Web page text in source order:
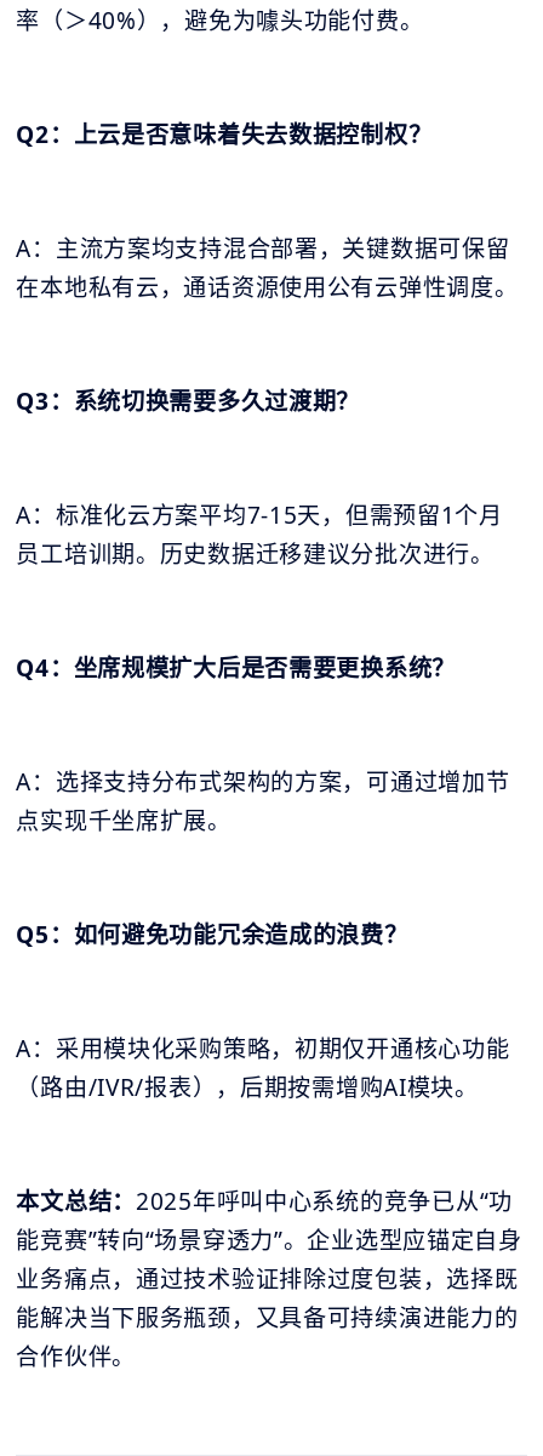
率（＞40%），避免为噱头功能付费。
Q2：上云是否意味着失去数据控制权？
A：主流方案均支持混合部署，关键数据可保留
在本地私有云，通话资源使用公有云弹性调度。
Q3：系统切换需要多久过渡期？
A：标准化云方案平均7-15天，但需预留1个月
员工培训期。历史数据迁移建议分批次进行。
Q4：坐席规模扩大后是否需要更换系统？
A：选择支持分布式架构的方案，可通过增加节
点实现千坐席扩展。
Q5：如何避免功能冗余造成的浪费？
A：采用模块化采购策略，初期仅开通核心功能
（路由/IVR/报表），后期按需增购AI模块。
本文总结： 2025年呼叫中心系统的竞争已从“功
能竞赛”转向“场景穿透力”。企业选型应锚定自身
业务痛点，通过技术验证排除过度包装，选择既
能解决当下服务瓶颈，又具备可持续演进能力的
合作伙伴。